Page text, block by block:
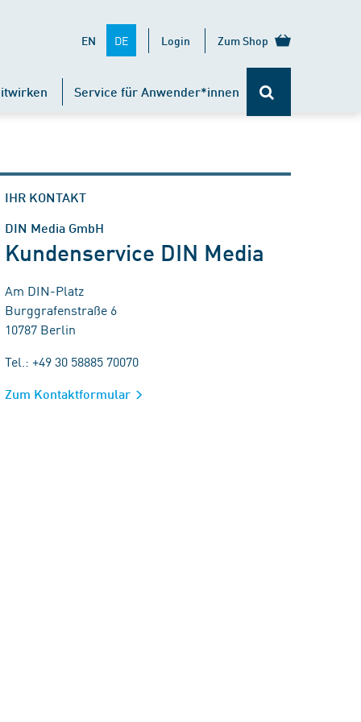
EN DE Login Zum Shop
Service für Anwender*innen
IHR KONTAKT
DIN Media GmbH
Kundenservice DIN Media
Am DIN-Platz
Burggrafenstraße 6
10787 Berlin
Tel.: +49 30 58885 70070
Zum Kontaktformular